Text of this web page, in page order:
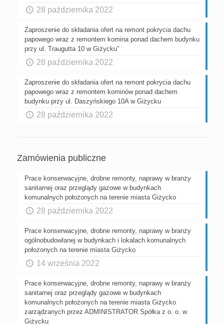
28 października 2022
Zaproszenie do składania ofert na remont pokrycia dachu
papowego wraz z remontem komina ponad dachem budynku
przy ul. Traugutta 10 w Giżycku”
28 października 2022
Zaproszenie do składania ofert na remont pokrycia dachu
papowego wraz z remontem kominów ponad dachem
budynku przy ul. Daszyńskiego 10A w Giżycku
28 października 2022
Zamówienia publiczne
Prace konserwacyjne, drobne remonty, naprawy w branży
sanitarnej oraz przeglądy gazowe w budynkach
komunalnych położonych na terenie miasta Giżycko
28 października 2022
Prace konserwacyjne, drobne remonty, naprawy w branży
ogólnobudowlanej w budynkach i lokalach komunalnych
położonych na terenie miasta Giżycko
14 września 2022
Prace konserwacyjne, drobne remonty, naprawy w branży
sanitarnej oraz przeglądy gazowe w budynkach
komunalnych położonych na terenie miasta Giżycko
zarządzanych przez ADMINISTRATOR Spółka z o. o. w
Giżycku